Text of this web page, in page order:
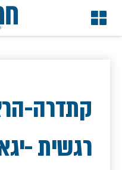
קתדרה-
רגשית -